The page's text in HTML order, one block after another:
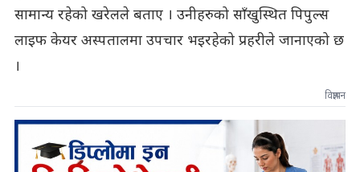
सामान्य रहेको खरेलले बताए । उनीहरुको साँखुस्थित पिपुल्स
लाइफ केयर अस्पतालमा उपचार भइरहेको प्रहरीले जानाएको छ
।
विज्ञापन